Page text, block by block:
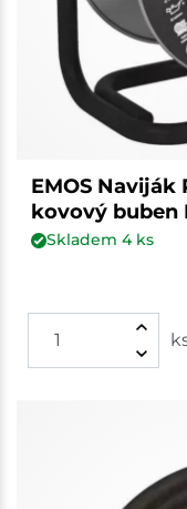
EMOS Naviják
kovový buben
Skladem 4ks